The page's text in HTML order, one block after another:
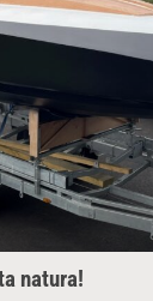
natura!